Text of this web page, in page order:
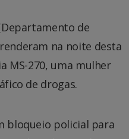
de
na noite desta
MS-270, uma mulher
de drogas.
bloqueio policial para